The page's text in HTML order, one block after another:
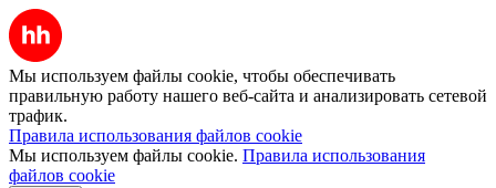
Мы используем файлы cookie, чтобы обеспечивать
правильную работу нашего веб-сайта и анализировать сетевой
трафик.
Правила использования файлов cookie
Мы используем файлы cookie. Правила использования
файлов cookie